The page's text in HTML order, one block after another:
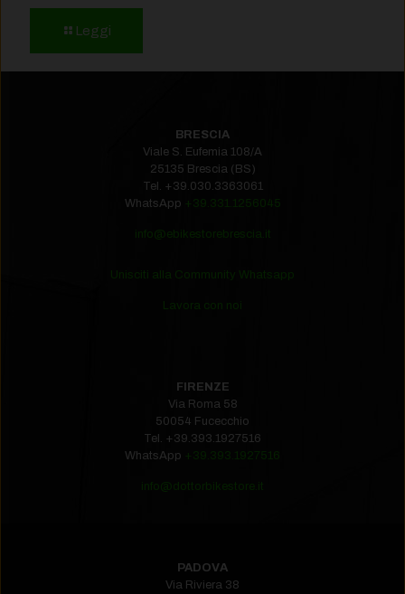
Leggi
BRESCIA
Viale S. Eufemia 108/A
25135 Brescia (BS)
Tel. +39.030.3363061
WhatsApp +39.331.1256045
info@ebikestorebrescia.it
Unisciti alla Community Whatsapp
Lavora con noi
FIRENZE
Via Roma 58
50054 Fucecchio
Tel. +39.393.1927516‬
WhatsApp +39.393.1927516
info@dottorbikestore.it
PADOVA
Via Riviera 38